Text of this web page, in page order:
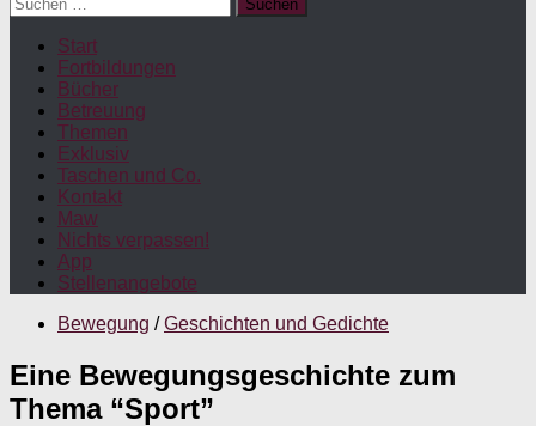
nach:
Start
Fortbildungen
Bücher
Betreuung
Themen
Exklusiv
Taschen und Co.
Kontakt
Maw
Nichts verpassen!
App
Stellenangebote
Bewegung / Geschichten und Gedichte
Eine Bewegungsgeschichte zum
Thema “Sport”